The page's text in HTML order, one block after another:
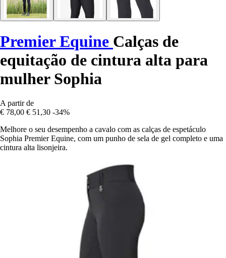
Premier Equine Calças de
equitação de cintura alta para
mulher Sophia
A partir de
€ 78,00 € 51,30 -34%
Melhore o seu desempenho a cavalo com as calças de espetáculo
Sophia Premier Equine, com um punho de sela de gel completo e uma
cintura alta lisonjeira.